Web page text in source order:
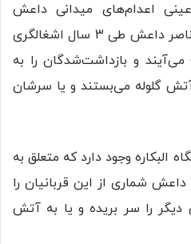
اعدام‌های میدانی داعش
می‌گوید: «خود می‌دیدم که عناصر داعش طی 3 سال اشغالگری
می‌آیند و بازداشت‌شدگان را به
آتش گلوله می‌بستند و یا سرشان
پایگاه البکاره وجود دارد که متعلق به
شماری از این قربانیان را
دیگر را سر بریده و یا به آتش